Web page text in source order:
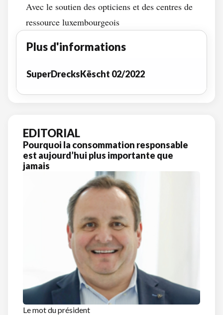
Avec le soutien des opticiens et des centres de
ressource luxembourgeois
Plus d'informations
SuperDrecksKëscht 02/2022
EDITORIAL
Pourquoi la consommation responsable
est aujourd’hui plus importante que
jamais
Le mot du président